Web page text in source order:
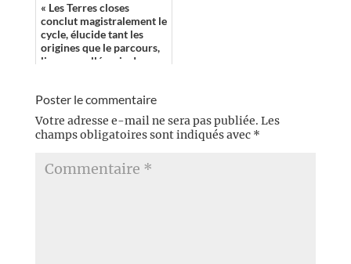
« Les Terres closes
conclut magistralement le
cycle, élucide tant les
origines que le parcours,
livre une allégorie des
Poster le commentaire
Votre adresse e-mail ne sera pas publiée. Les
champs obligatoires sont indiqués avec *